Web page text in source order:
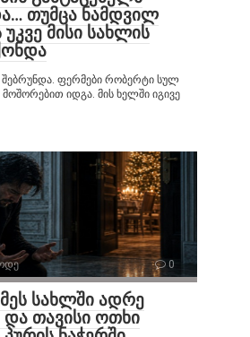
თუმცა ნამდვილ
მისი სახლის
ფერმები რობერტი სულ
მოშორებით იდგა. მის ხელში იგივე
0
სახლში ადრე
თავისი ოთხი